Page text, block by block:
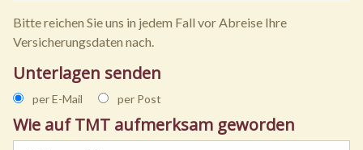
Bitte reichen Sie uns in jedem Fall vor Abreise Ihre
Versicherungsdaten nach.
Unterlagen senden
per E-Mail per Post
Wie auf TMT aufmerksam geworden